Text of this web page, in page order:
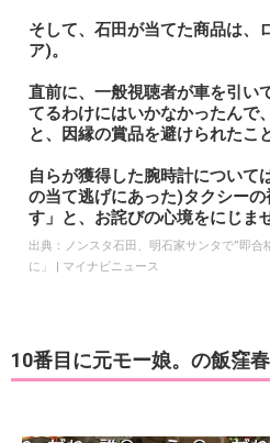
そして、石田が当てた商品は、
ア)。
直前に、一般視聴者が車を引い
てるわけにはいかなかったんで
と、因縁の賞品を避けられたこ
自らが獲得した腕時計について
の当て逃げにあった)タクシー
す」と、お詫びの心境をにじま
出典： ノンスタ石田、明石家サンタで”即合
に」 | マイナビニュース
10番目に元モー娘。の飯窪